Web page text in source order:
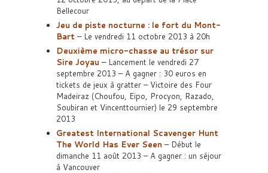
Bellecour
Jeu de piste nocturne : le fort du Mont-
Bart – Le vendredi 11 octobre 2013 à 20h
Deuxième micro-chasse au trésor sur
Sire Joyau – Lancement le vendredi 27
septembre 2013 – A gagner : 30 euros en
tickets de jeux à gratter – Victoire des Four
Madeiraz (Choufou, Eipo, Procyon, Razado,
Soubiran et Vincenttournier) le 29 septembre
2013
Greatest International Scavenger Hunt
The World Has Ever Seen – Début le
dimanche 11 août 2013 – A gagner : un séjour
à Vancouver